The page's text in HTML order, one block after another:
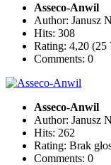
Asseco-Anwil
Author: Janusz
Hits: 308
Rating: 4,20 (25
Comments: 0
Asseco-Anwil
Author: Janusz
Hits: 262
Rating: Brak
Comments: 0